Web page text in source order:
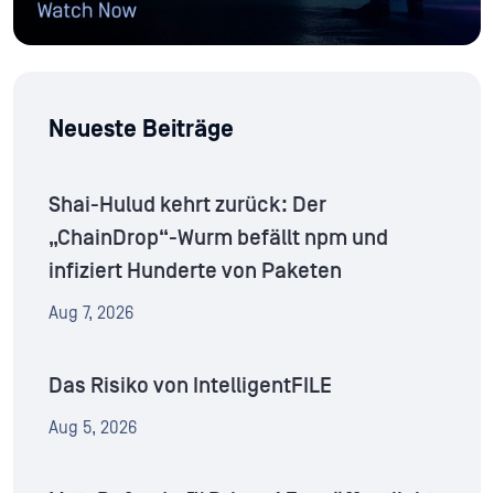
Neueste Beiträge
Shai-Hulud kehrt zurück: Der
„ChainDrop“-Wurm befällt npm und
infiziert Hunderte von Paketen
Aug 7, 2026
Das Risiko von IntelligentFILE
Aug 5, 2026